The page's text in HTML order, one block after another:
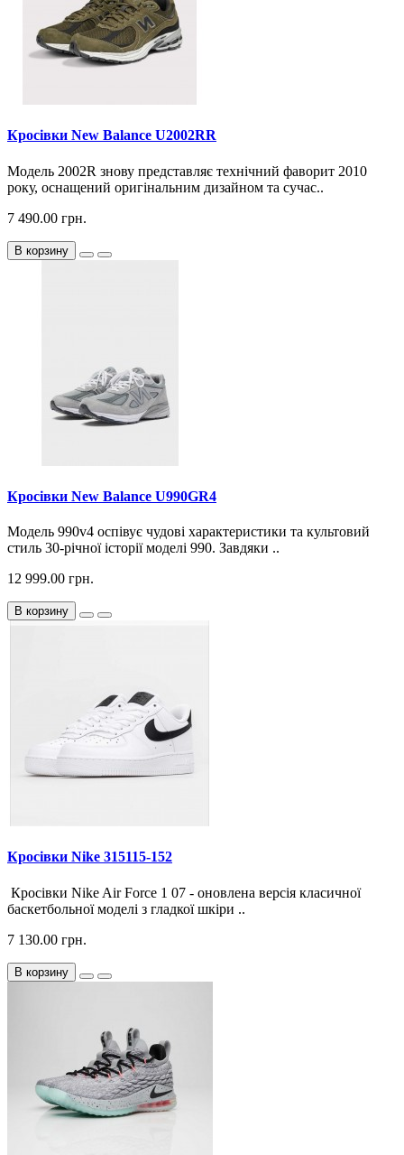
Кросiвки New Balance U2002RR
Модель 2002R знову представляє технічний фаворит 2010
року, оснащений оригінальним дизайном та сучас..
7 490.00 грн.
В корзину
Кросiвки New Balance U990GR4
Модель 990v4 оспівує чудові характеристики та культовий
стиль 30-річної історії моделі 990. Завдяки ..
12 999.00 грн.
В корзину
Кросiвки Nike 315115-152
Кросівки Nike Air Force 1 07 - оновлена версія класичної
баскетбольної моделі з гладкої шкіри ..
7 130.00 грн.
В корзину